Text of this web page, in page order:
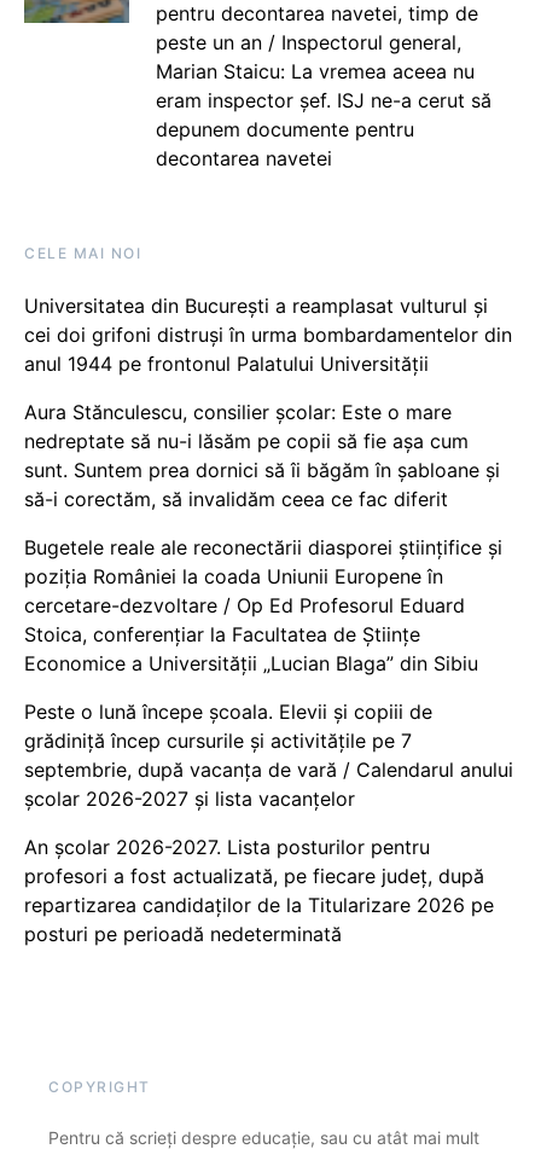
pentru decontarea navetei, timp de
peste un an / Inspectorul general,
Marian Staicu: La vremea aceea nu
eram inspector șef. ISJ ne-a cerut să
depunem documente pentru
decontarea navetei
CELE MAI NOI
Universitatea din București a reamplasat vulturul și
cei doi grifoni distruși în urma bombardamentelor din
anul 1944 pe frontonul Palatului Universității
Aura Stănculescu, consilier școlar: Este o mare
nedreptate să nu-i lăsăm pe copii să fie așa cum
sunt. Suntem prea dornici să îi băgăm în șabloane și
să-i corectăm, să invalidăm ceea ce fac diferit
Bugetele reale ale reconectării diasporei științifice și
poziția României la coada Uniunii Europene în
cercetare-dezvoltare / Op Ed Profesorul Eduard
Stoica, conferențiar la Facultatea de Științe
Economice a Universității „Lucian Blaga” din Sibiu
Peste o lună începe școala. Elevii și copiii de
grădiniță încep cursurile și activitățile pe 7
septembrie, după vacanța de vară / Calendarul anului
școlar 2026-2027 și lista vacanțelor
An școlar 2026-2027. Lista posturilor pentru
profesori a fost actualizată, pe fiecare județ, după
repartizarea candidaților de la Titularizare 2026 pe
posturi pe perioadă nedeterminată
COPYRIGHT
Pentru că scrieți despre educație, sau cu atât mai mult